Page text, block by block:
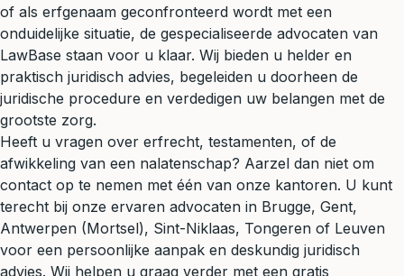
of als erfgenaam geconfronteerd wordt met een
onduidelijke situatie, de gespecialiseerde advocaten van
LawBase staan voor u klaar. Wij bieden u helder en
praktisch juridisch advies, begeleiden u doorheen de
juridische procedure en verdedigen uw belangen met de
grootste zorg.
Heeft u vragen over erfrecht, testamenten, of de
afwikkeling van een nalatenschap? Aarzel dan niet om
contact op te nemen met één van onze kantoren. U kunt
terecht bij onze ervaren advocaten in Brugge, Gent,
Antwerpen (Mortsel), Sint-Niklaas, Tongeren of Leuven
voor een persoonlijke aanpak en deskundig juridisch
advies. Wij helpen u graag verder met een gratis